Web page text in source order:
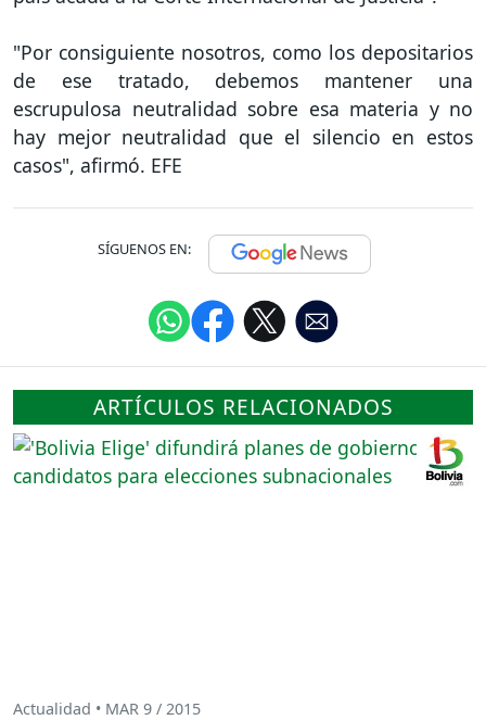
"Por consiguiente nosotros, como los depositarios
de ese tratado, debemos mantener una
escrupulosa neutralidad sobre esa materia y no
hay mejor neutralidad que el silencio en estos
casos", afirmó. EFE
SÍGUENOS EN:
ARTÍCULOS RELACIONADOS
Actualidad • MAR 9 / 2015